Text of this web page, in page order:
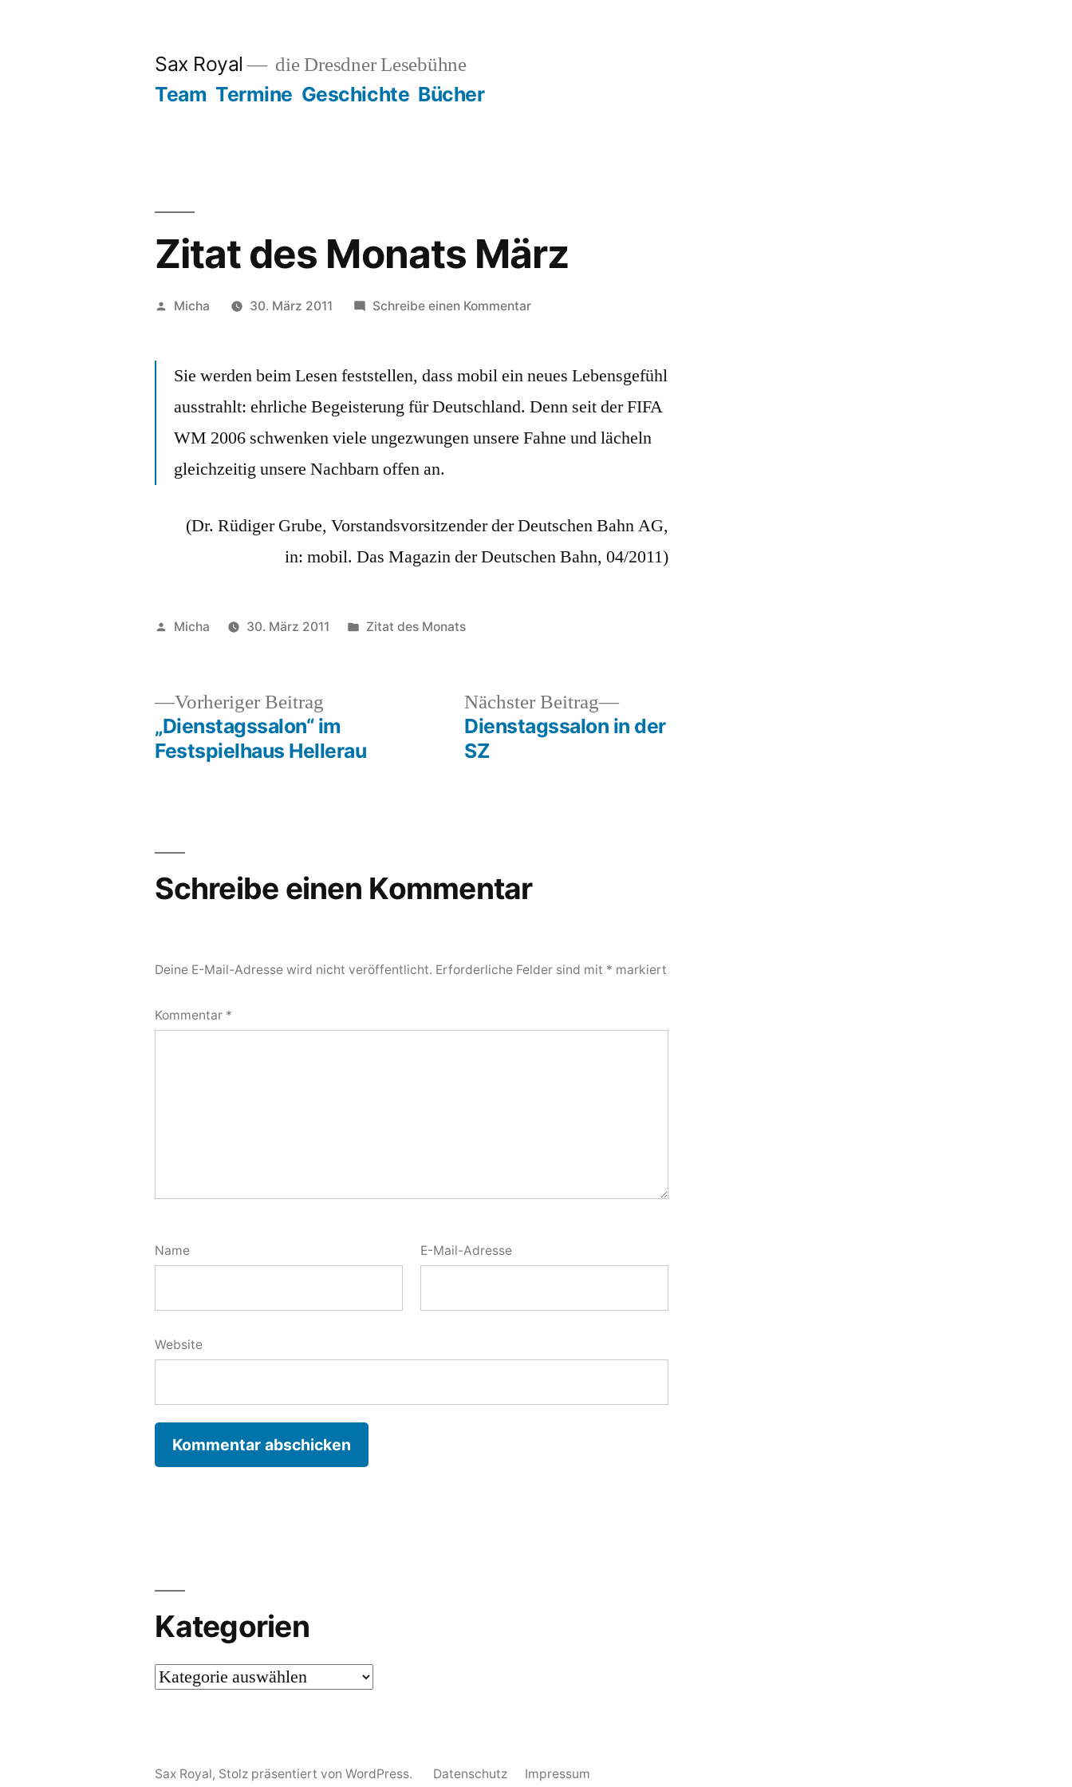
Sax Royal die Dresdner Lesebühne
Team Termine Geschichte Bücher
Zitat des Monats März
Veröffentlicht
Micha 30. März 2011 Schreibe einen Kommentarzu
Monats
Sie werden beim Lesen feststellen, dass mobil ein neues Lebensgefühl
ausstrahlt: ehrliche Begeisterung für Deutschland. Denn seit der FIFA
WM 2006 schwenken viele ungezwungen unsere Fahne und lächeln
gleichzeitig unsere Nachbarn offen an.
(Dr. Rüdiger Grube, Vorstandsvorsitzender der Deutschen Bahn AG,
in: mobil. Das Magazin der Deutschen Bahn, 04/2011)
Veröffentlicht
Micha 30. März 2011
Veröffentlicht
Zitat des Monats
Beitragsnavigation
Vorheriger Beitrag
Beitrag:
„Dienstagssalon“ im
Festspielhaus Hellerau
Nächster Beitrag
Nächster
Beitrag:
Dienstagssalon in der
SZ
Schreibe einen Kommentar
Deine E-Mail-Adresse wird nicht veröffentlicht. Erforderliche Felder sind mit * markiert
Kommentar *
Name E-Mail-Adresse
Website
Kategorien
Kategorien
Sax Royal, Stolz präsentiert von WordPress. Datenschutz Impressum